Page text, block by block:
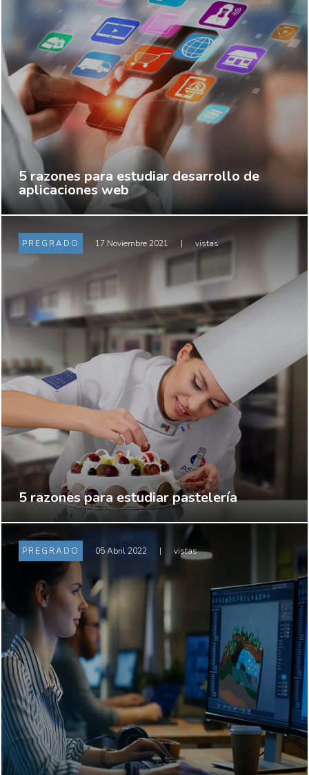
5 razones para estudiar desarrollo de
aplicaciones web
PREGRADO 17 Noviembre 2021 | vistas
5 razones para estudiar pastelería
PREGRADO 05 Abril 2022 | vistas